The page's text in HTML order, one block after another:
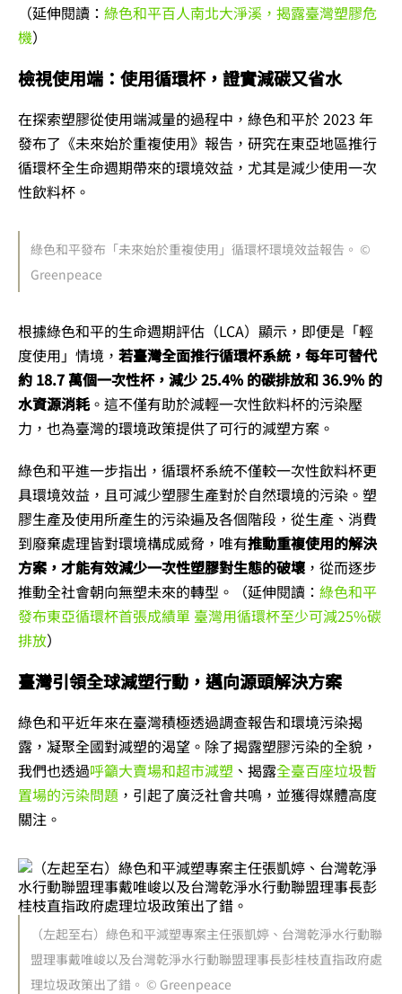
（延伸閱讀： 綠色和平百人南北大淨溪，揭露臺灣塑膠危
機）
檢視使用端： 使用循環杯，證實減碳又省水
在探索塑膠從使用端減量的過程中，綠色和平於 2023 年
發布了《未來始於重複使用》報告，研究在東亞地區推行
循環杯全生命週期帶來的環境效益，尤其是減少使用一次
性飲料杯。
綠色和平發布「未來始於重複使用」循環杯環境效益報告。 ©
Greenpeace
根據綠色和平的生命週期評估（LCA）顯示，即便是「輕
度使用」情境， 若臺灣全面推行循環杯系統，每年可替代
約 18.7 萬個一次性杯，減少 25.4% 的碳排放和 36.9% 的
水資源消耗 。這不僅有助於減輕一次性飲料杯的污染壓
力，也為臺灣的環境政策提供了可行的減塑方案。
綠色和平進一步指出，循環杯系統不僅較一次性飲料杯更
具環境效益，且可減少塑膠生產對於自然環境的污染。塑
膠生產及使用所產生的污染遍及各個階段，從生產、消費
到廢棄處理皆對環境構成威脅，唯有推動重複使用的解決
方案，才能有效減少一次性塑膠對生態的破壞，從而逐步
推動全社會朝向無塑未來的轉型。（延伸閱讀： 綠色和平
發布東亞循環杯首張成績單 臺灣用循環杯至少可減25%碳
排放）
臺灣引領全球減塑行動，邁向源頭解決方案
綠色和平近年來在臺灣積極透過調查報告和環境污染揭
露，凝聚全國對減塑的渴望。除了揭露塑膠污染的全貌，
我們也透過呼籲大賣場和超市減塑 、揭露全臺百座垃圾暫
置場的污染問題 ，引起了廣泛社會共鳴，並獲得媒體高度
關注。
（左起至右）綠色和平減塑專案主任張凱婷、台灣乾淨水行動聯
盟理事戴唯峻以及台灣乾淨水行動聯盟理事長彭桂枝直指政府處
理垃圾政策出了錯。 © Greenpeace